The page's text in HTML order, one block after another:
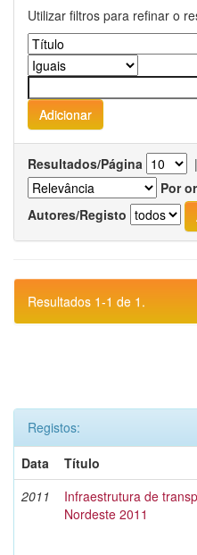
Utilizar filtros para refinar o
Resultados/Página |
Por
Autores/Registo
Resultados 1-1 de 1.
Registos:
Data
Título
2011
Infraestrutura de
Nordeste 2011